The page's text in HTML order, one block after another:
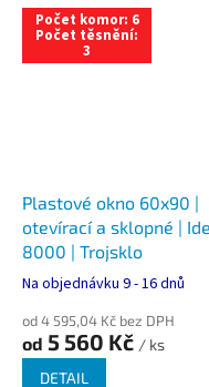
Počet komor: 6
Počet těsnění:
3
Plastové okno 60x90 |
otevírací a sklopné |
8000 | Trojsklo
Na objednávku 9 - 16 dnů
od 4 595,04 Kč bez DPH
od 5 560 Kč / ks
DETAIL